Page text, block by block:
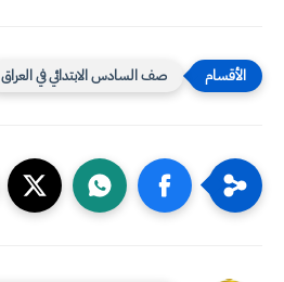
صف السادس الابتدائي في العراق